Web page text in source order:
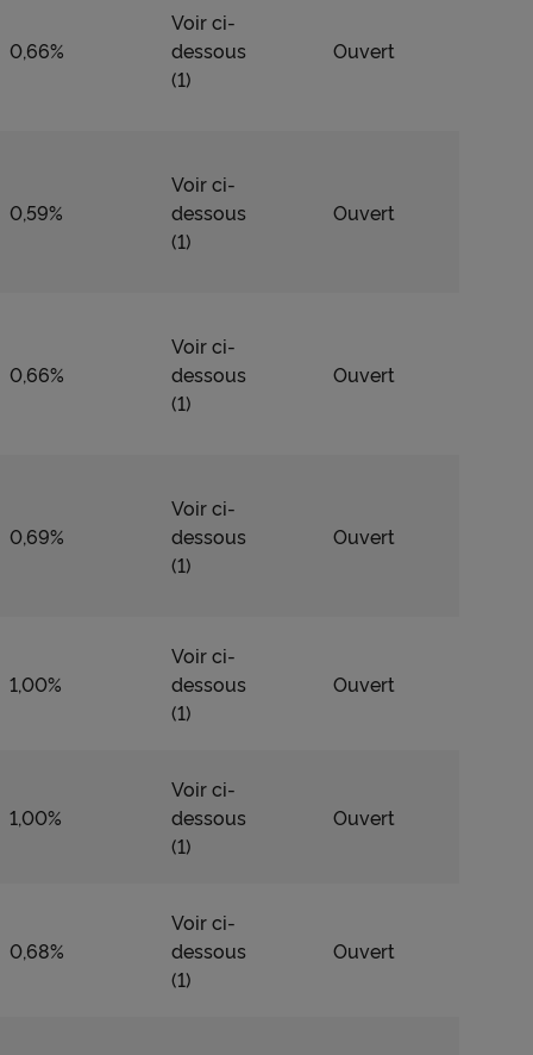
0,66%
Voir ci-
dessous
(1)
Ouvert
0,59%
Voir ci-
dessous
(1)
Ouvert
0,66%
Voir ci-
dessous
(1)
Ouvert
0,69%
Voir ci-
dessous
(1)
Ouvert
1,00%
Voir ci-
dessous
(1)
Ouvert
1,00%
Voir ci-
dessous
(1)
Ouvert
0,68%
Voir ci-
dessous
(1)
Ouvert